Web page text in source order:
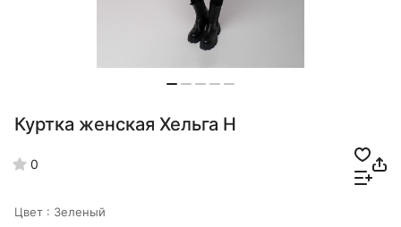
Куртка женская Хельга Н
0
Цвет : Зеленый